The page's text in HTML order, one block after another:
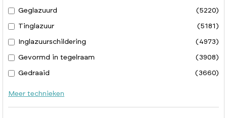
Geglazuurd
(5220)
Tinglazuur (5181)
Inglazuurschildering (4973)
Gevormd in tegelraam (3908)
Gedraaid (3660)
Meer technieken